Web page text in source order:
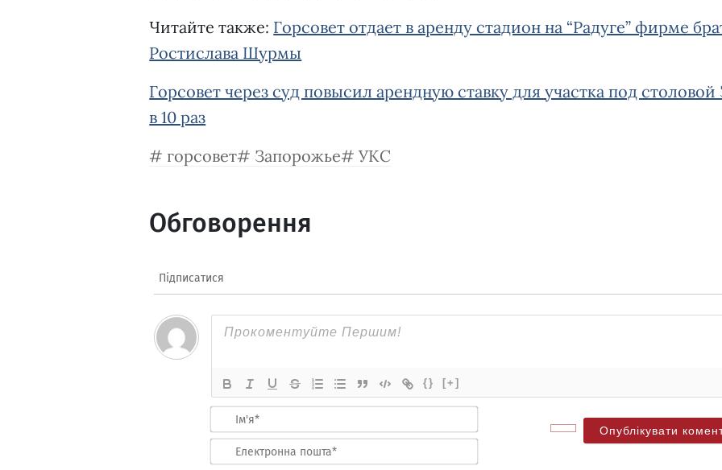
Читайте также: Горсовет отдает в аренду стадион на “Радуге” фирме
Ростислава Шурмы
Горсовет через суд повысил арендную ставку для участка под столовой
в 10 раз
горсовет
Запорожье УКС
Обговорення
Підписатися
{} [+]
пошта*